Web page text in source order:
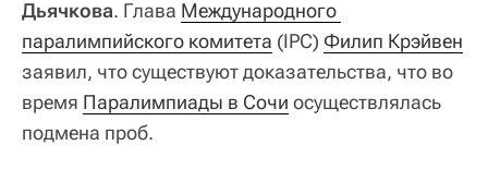
Дьячкова. Глава Международного
паралимпийского комитета (IPC) Филип Крэйвен
заявил, что существуют доказательства, что во
время Паралимпиады в Сочи осуществлялась
подмена проб.